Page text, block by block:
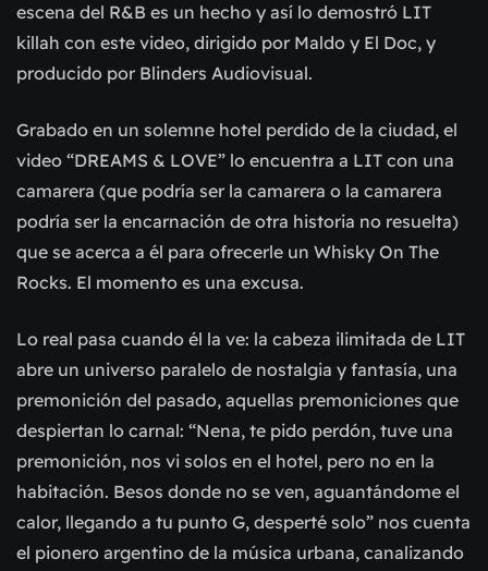
escena del R&B es un hecho y así lo demostró LIT
killah con este video, dirigido por Maldo y El Doc, y
producido por Blinders Audiovisual.
Grabado en un solemne hotel perdido de la ciudad, el
video “DREAMS & LOVE” lo encuentra a LIT con una
camarera (que podría ser la camarera o la camarera
podría ser la encarnación de otra historia no resuelta)
que se acerca a él para ofrecerle un Whisky On The
Rocks. El momento es una excusa.
Lo real pasa cuando él la ve: la cabeza ilimitada de LIT
abre un universo paralelo de nostalgia y fantasía, una
premonición del pasado, aquellas premoniciones que
despiertan lo carnal: “Nena, te pido perdón, tuve una
premonición, nos vi solos en el hotel, pero no en la
habitación. Besos donde no se ven, aguantándome el
calor, llegando a tu punto G, desperté solo” nos cuenta
el pionero argentino de la música urbana, canalizando